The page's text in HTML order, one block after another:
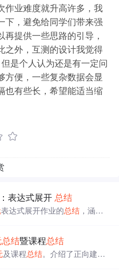
作业难度就升高许多，我
下，避免给同学们带来强
提供一些思路的引导，
之外，互测的设计我觉得
是个人认为还是有一定问
方便，一些复杂数据会显
也有些长，希望能适当缩
：表达式展开 总结
表达式展开作业的总结 ，涵盖
后分享了心得体会与对后续
总结暨课程总结
及课程总结。介绍了正向建模